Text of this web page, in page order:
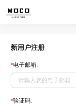
新用户注册
*电子邮箱:
*验证码: